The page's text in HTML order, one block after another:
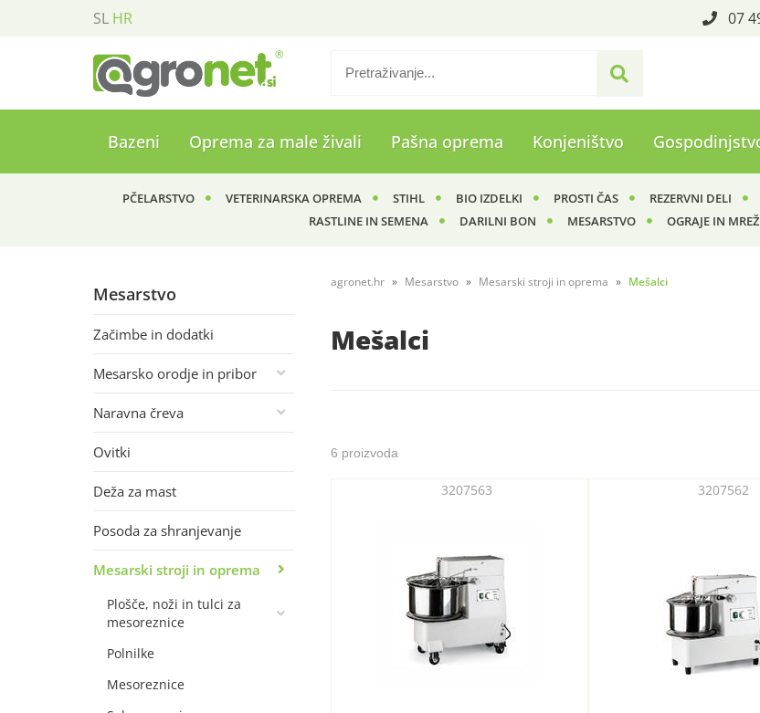
SL HR 07
Bazeni Oprema za male živali Pašna oprema Konjeništvo
PČELARSTVO VETERINARSKA OPREMA STIHL BIO IZDELKI PROSTI ČAS REZERVNI DELI
RASTLINE IN SEMENA
DARILNI BON MESARSTVO OGRAJE IN
Mesarstvo
Začimbe in dodatki
Mesarsko orodje in pribor
Naravna čreva
Ovitki
Deža za mast
Posoda za shranjevanje
Mesarski stroji in oprema
Plošče, noži in tulci za
mesoreznice
Polnilke
Mesoreznice
agronet.hr Mesarstvo Mesarski stroji in oprema Mešalci
Mešalci
6 proizvoda
3207563 3207562